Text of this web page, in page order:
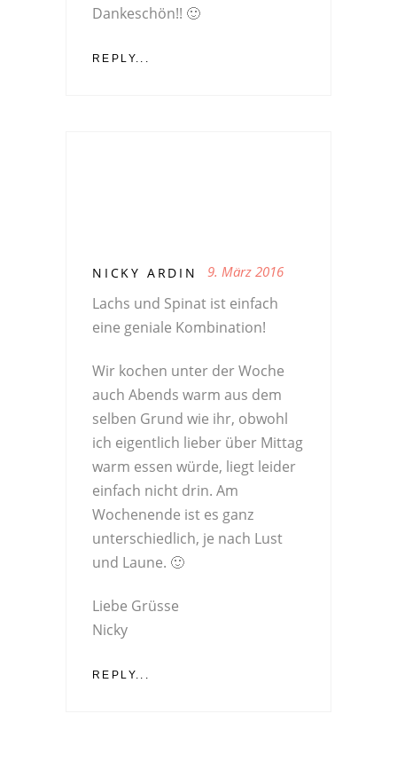
Dankeschön!! 🙂
REPLY...
NICKY ARDIN 9. März 2016
Lachs und Spinat ist einfach
eine geniale Kombination!
Wir kochen unter der Woche
auch Abends warm aus dem
selben Grund wie ihr, obwohl
ich eigentlich lieber über Mittag
warm essen würde, liegt leider
einfach nicht drin. Am
Wochenende ist es ganz
unterschiedlich, je nach Lust
und Laune. 🙂
Liebe Grüsse
Nicky
REPLY...